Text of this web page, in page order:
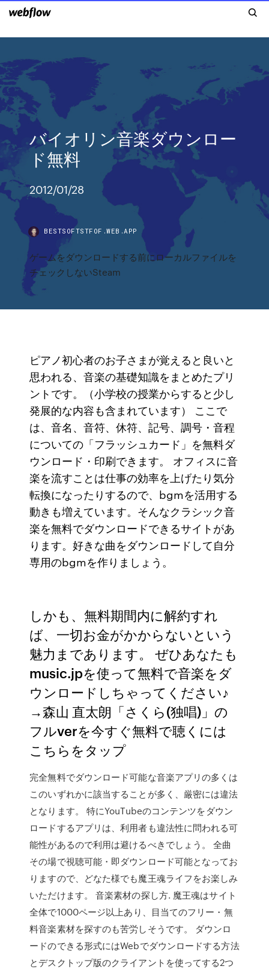
バイオリン音楽ダウンロー
ド無料
2012/01/28
BESTSOFTSTFOF.WEB.APP
ゲームをダウンロードする前にローカルファイルを
チェックしないSteam
ピアノ初心者のお子さまが覚えると良いと
思われる、音楽の基礎知識をまとめたプリ
ントです。（小学校の授業からすると少し
発展的な内容も含まれています） ここで
は、音名、音符、休符、記号、調号・音程
についての「フラッシュカード」を無料ダ
ウンロード・印刷できます。 オフィスに音
楽を流すことは仕事の効率を上げたり気分
転換になったりするので、bgmを活用する
動きも増えています。そんなクラシック音
楽を無料でダウンロードできるサイトがあ
ります。好きな曲をダウンロードして自分
専用のbgmを作りましょう。
しかも、無料期間内に解約すれ
ば、一切お金がかからないという
魅力まであります。 ぜひあなたも
music.jpを使って無料で音楽をダ
ウンロードしちゃってください♪
→森山 直太朗「さくら(独唱)」の
フルverを今すぐ無料で聴くには
こちらをタップ
完全無料でダウンロード可能な音楽アプリの多くは
このいずれかに該当することが多く、厳密には違法
となります。 特にYouTubeのコンテンツをダウン
ロードするアプリは、利用者も違法性に問われる可
能性があるので利用は避けるべきでしょう。 全曲
その場で視聴可能・即ダウンロード可能となってお
りますので、どなた様でも魔王魂ライフをお楽しみ
いただけます。 音楽素材の探し方. 魔王魂はサイト
全体で1000ページ以上あり、目当てのフリー・無
料音楽素材を探すのも苦労しそうです。 ダウンロ
ードのできる形式にはWebでダウンロードする方法
とデスクトップ版のクライアントを使ってする2つ